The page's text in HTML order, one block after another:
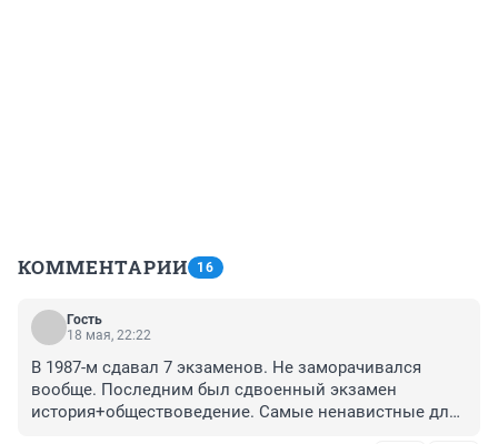
КОММЕНТАРИИ 16
Гость
18 мая, 22:22
В 1987-м сдавал 7 экзаменов. Не заморачивался
вообще. Последним был сдвоенный экзамен
история+обществоведение. Самые ненавистные для